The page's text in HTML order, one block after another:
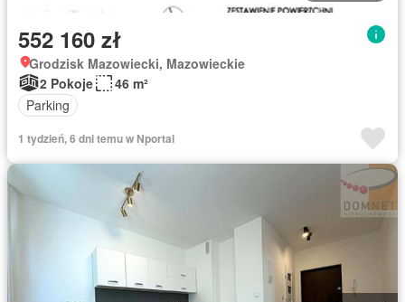
552 160 zł
Grodzisk Mazowiecki, Mazowieckie
2 Pokoje
46 m²
Parking
1 tydzień, 6 dni temu w Nportal